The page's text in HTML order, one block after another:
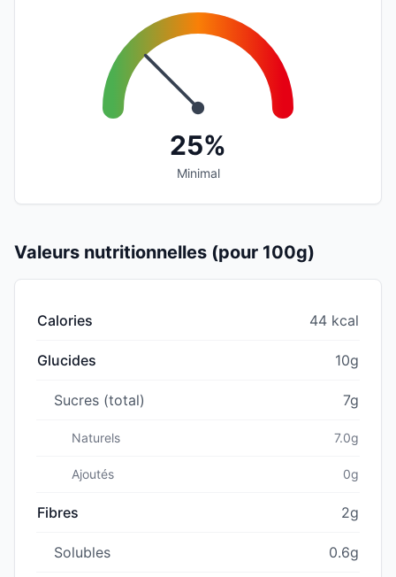
25%
Minimal
Valeurs nutritionnelles (pour 100g)
Calories 44 kcal
Glucides 10g
Sucres (total) 7g
Naturels 7.0g
Ajoutés 0g
Fibres 2g
Solubles 0.6g